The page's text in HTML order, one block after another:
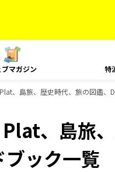
ブマガジン 特
、島旅、歴史時代、旅の図鑑、
、島旅
ック一覧